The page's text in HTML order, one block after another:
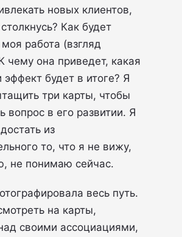
новых клиентов,
Как будет
работа (взгляд
чему она приведет, какая
эффект будет в итоге? Я
три карты, чтобы
вопрос в его развитии. Я
из
то, что я не вижу,
не понимаю сейчас.
весь путь.
на карты,
своими ассоциациями,